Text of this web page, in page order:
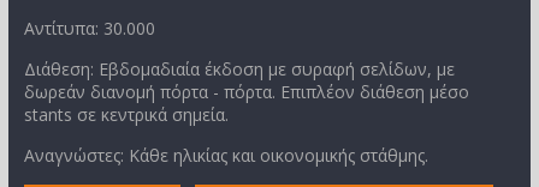
Αντίτυπα: 30.000
Διάθεση: Εβδομαδιαία έκδοση με συραφή σελίδων, με
δωρεάν διανομή πόρτα - πόρτα. Επιπλέον διάθεση μέσο
stants σε κεντρικά σημεία.
Αναγνώστες: Κάθε ηλικίας και οικονομικής στάθμης.